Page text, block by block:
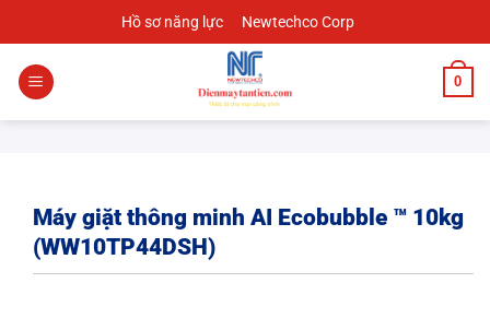
đến
nội
dung
Hồ sơ năng lực Newtechco Corp
0
Máy giặt thông minh AI Ecobubble ™ 10kg
(WW10TP44DSH)